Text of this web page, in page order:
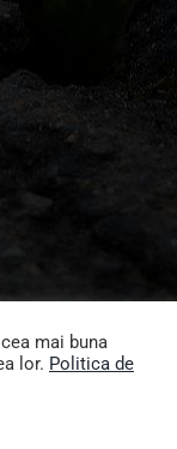
Pay.
mai buna
lor. Politica de